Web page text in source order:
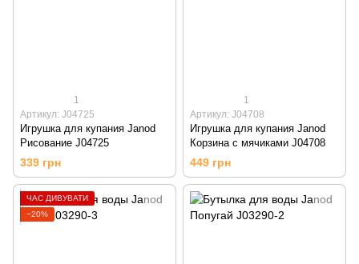
1
Артикул: J04725
Игрушка для купания Janod
Рисование J04725
339 грн
1
Артикул: J04708
Игрушка для купания Janod
Корзина с мячиками J04708
449 грн
ЧАС ДИВУВАТИ
−20%